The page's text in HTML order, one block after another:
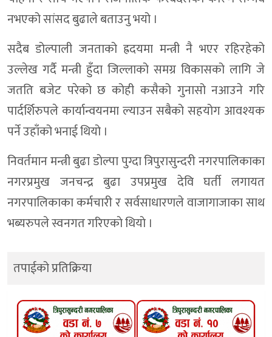
नभएको सांसद बुढाले बताउनु भयो ।
सदैब डोल्पाली जनताको ह्रदयमा मन्त्री नै भएर रहिरहेको
उल्लेख गर्दै मन्त्री हुँदा जिल्लाको समग्र विकासको लागि जे
जतति बजेट परेको छ कोही कसैको गुनासो नआउने गरि
पार्दर्शिरुपले कार्यान्वयनमा ल्याउन सबैको सहयोग आवश्यक
पर्ने उहाँको भनाई थियो ।
निवर्तमान मन्त्री बुढा डाेल्पा पुग्दा त्रिपुरासुन्दरी नगरपालिकाका
नगरप्रमुख जनचन्द्र बुढा उपप्रमुख देवि घर्ती लगायत
नगरपालिकाका कर्मचारी र सर्वसाधारणले वाजागाजाका साथ
भब्यरुपले स्वनगत गरिएकाे थियाे ।
तपाईको प्रतिक्रिया